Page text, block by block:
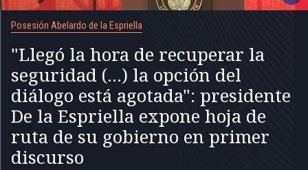
Posesión Abelardo de la Espriella
"Llegó la hora de recuperar la
seguridad (...) la opción del
diálogo está agotada": presidente
De la Espriella expone hoja de
ruta de su gobierno en primer
discurso